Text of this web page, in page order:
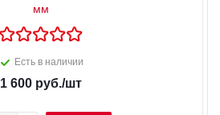
мм
Есть в наличии
1 600руб./шт